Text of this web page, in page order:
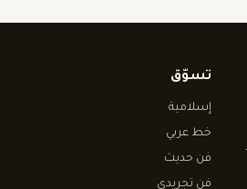
تسوّق
إسلامية
خط عربي
فن حديث
فن تجريدي